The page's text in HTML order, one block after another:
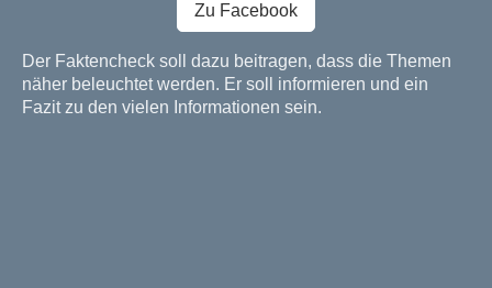
Zu Facebook
Der Faktencheck soll dazu beitragen, dass die Themen
näher beleuchtet werden. Er soll informieren und ein
Fazit zu den vielen Informationen sein.